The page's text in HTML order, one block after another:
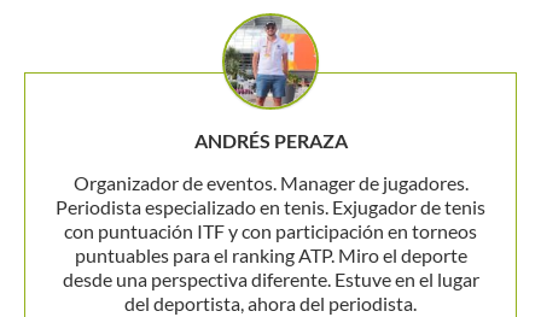
ANDRÉS PERAZA
Organizador de eventos. Manager de jugadores.
Periodista especializado en tenis. Exjugador de tenis
con puntuación ITF y con participación en torneos
puntuables para el ranking ATP. Miro el deporte
desde una perspectiva diferente. Estuve en el lugar
del deportista, ahora del periodista.